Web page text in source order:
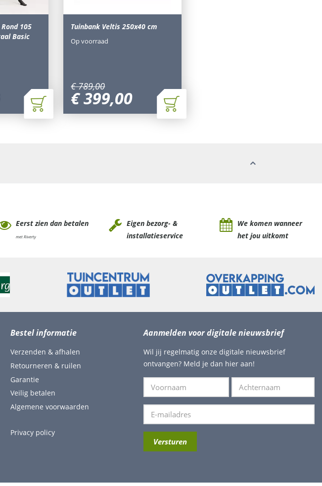
105
Basic
Tuinbank Veltis 250x40 cm
€ 789,00
€399,00
Op voorraad
Eerst zien dan betalen
met Riverty
Eigen bezorg- &
installatieservice
We komen wanneer
het jou uitkomt
Bestel informatie
Verzenden & afhalen
Retourneren & ruilen
Garantie
Veilig betalen
Algemene voorwaarden
Privacy policy
Aanmelden voor digitale nieuwsbrief
Wil jij regelmatig onze digitale nieuwsbrief
ontvangen? Meld je dan hier aan!